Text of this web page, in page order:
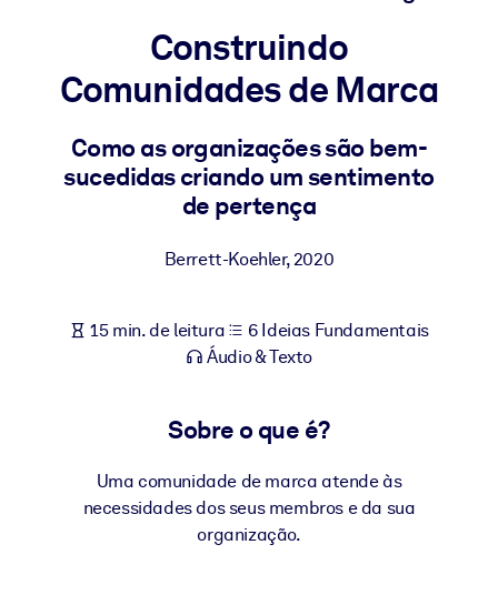
POR SISTEMA
Para LMS/LXP
Leve conhecimento verificado e conciso para seu LMS/LXP para
resultados de aprendizagem mais sólidos.
Para bibliotecas corporativas
negócios confiável e pronto para uso.
Alimente seus sistemas de IA com conhecimento confiável e
estruturado para melhorar os resultados.
Construindo
Comunidades de Marca
Como as organizações são bem-
sucedidas criando um sentimento
de pertença
Berrett-Koehler,2020
15 min. de leitura
6 Ideias Fundamentais
Áudio & Texto
Sobre o que é?
Uma comunidade de marca atende às
necessidades dos seus membros e da sua
organização.